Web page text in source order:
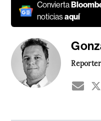
Convierta
noticiasaquí